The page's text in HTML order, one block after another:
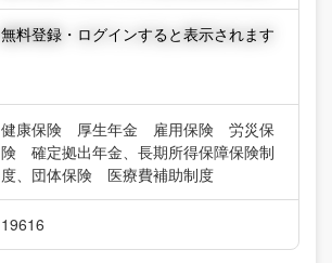
無料登録・ログインすると表示されます
健康保険 厚生年金 雇用保険 労災保
険 確定拠出年金、長期所得保障保険制
度、団体保険 医療費補助制度
19616